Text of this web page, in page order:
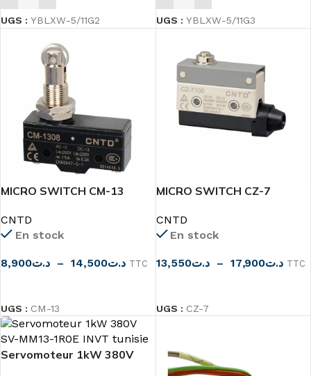
UGS : YBLXW-5/11G2 UGS : YBLXW-5/11G3
MICRO SWITCH CM-13
CNTD
En stock
د.ت8,900 – د.ت14,500
TTC
UGS : CM-13
MICRO SWITCH CZ-7
CNTD
En stock
د.ت13,550 – د.ت17,900
TTC
UGS : CZ-7
Servomoteur 1kW 380V